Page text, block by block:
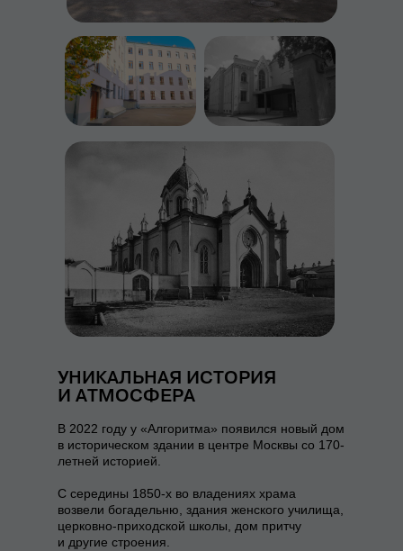
В 2022 году у «Алгоритма» появился новый дом
в историческом здании в центре Москвы со 170-
летней историей.
С середины 1850-х во владениях храма
возвели богадельню, здания женского училища,
церковно-приходской школы, дом притчу
и другие строения.
УНИКАЛЬНАЯ ИСТОРИЯ
И АТМОСФЕРА